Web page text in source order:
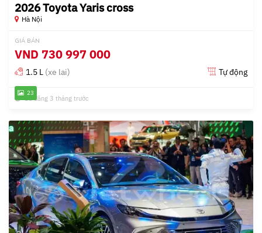
23
2026 Toyota Yaris cross
Hà Nội
GIÁ BÁN
VND 730 997 000
1.5 L (xe lai) Tự động
Đã đăng 3 tháng trước